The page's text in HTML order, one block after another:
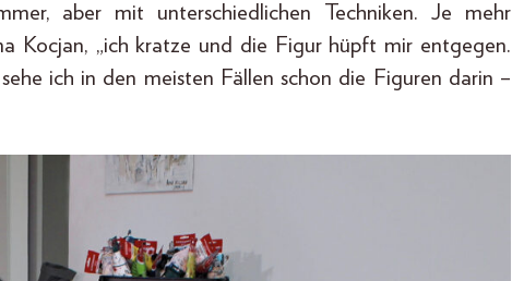
aber mit unterschiedlichen Techniken. Je mehr
Kocjan, „ich kratze und die Figur hüpft mir entgegen.
ich in den meisten Fällen schon die Figuren darin –